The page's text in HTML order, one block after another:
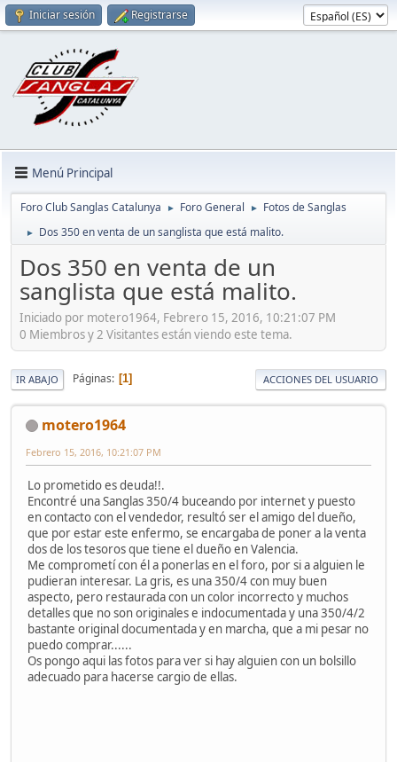
Iniciar sesión Registrarse
Menú Principal
Foro Club Sanglas Catalunya ► Foro General ► Fotos de Sanglas
► Dos 350 en venta de un sanglista que está malito.
Dos 350 en venta de un
sanglista que está malito.
Iniciado por motero1964, Febrero 15, 2016, 10:21:07 PM
0 Miembros y 2 Visitantes están viendo este tema.
IR ABAJO Páginas 1 ACCIONES DEL USUARIO
motero1964
Febrero 15, 2016, 10:21:07 PM
Lo prometido es deuda!!.
Encontré una Sanglas 350/4 buceando por internet y puesto
en contacto con el vendedor, resultó ser el amigo del dueño,
que por estar este enfermo, se encargaba de poner a la venta
dos de los tesoros que tiene el dueño en Valencia.
Me comprometí con él a ponerlas en el foro, por si a alguien le
pudieran interesar. La gris, es una 350/4 con muy buen
aspecto, pero restaurada con un color incorrecto y muchos
detalles que no son originales e indocumentada y una 350/4/2
bastante original documentada y en marcha, que a mi pesar no
puedo comprar......
Os pongo aqui las fotos para ver si hay alguien con un bolsillo
adecuado para hacerse cargio de ellas.